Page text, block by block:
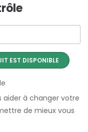
EST DISPONIBLE
aider à changer votre
de mieux vous